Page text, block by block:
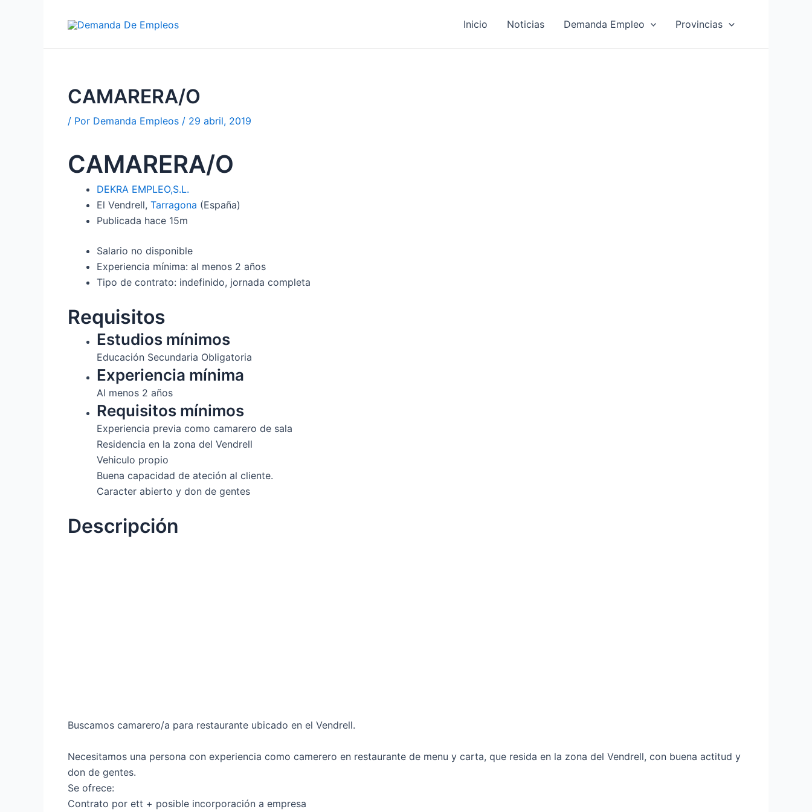
Inicio Noticias Demanda Empleo Provincias
CAMARERA/O
/ Por Demanda Empleos / 29 abril, 2019
CAMARERA/O
DEKRA EMPLEO,S.L.
El Vendrell, Tarragona (España)
Publicada hace 15m
Salario no disponible
Experiencia mínima: al menos 2 años
Tipo de contrato: indefinido, jornada completa
Requisitos
Estudios mínimos
Educación Secundaria Obligatoria
Experiencia mínima
Al menos 2 años
Requisitos mínimos
Experiencia previa como camarero de sala
Residencia en la zona del Vendrell
Vehiculo propio
Buena capacidad de ateción al cliente.
Caracter abierto y don de gentes
Descripción
Buscamos camarero/a para restaurante ubicado en el Vendrell.
Necesitamos una persona con experiencia como camerero en restaurante de menu y carta, que resida en la zona del Vendrell, con buena actitud y
don de gentes.
Se ofrece:
Contrato por ett + posible incorporación a empresa